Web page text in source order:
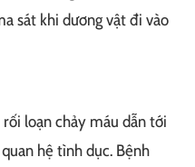
sát khi dương vật đi vào
loạn chảy máu dẫn tới
hệ tình dục. Bệnh